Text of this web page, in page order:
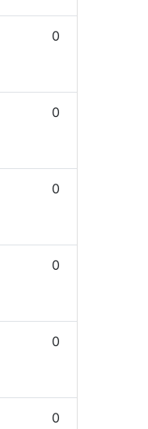
0
0
0
0
0
0